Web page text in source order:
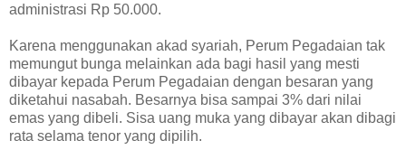
administrasi Rp 50.000.
Karena menggunakan akad syariah, Perum Pegadaian tak
memungut bunga melainkan ada bagi hasil yang mesti
dibayar kepada Perum Pegadaian dengan besaran yang
diketahui nasabah. Besarnya bisa sampai 3% dari nilai
emas yang dibeli. Sisa uang muka yang dibayar akan dibagi
rata selama tenor yang dipilih.